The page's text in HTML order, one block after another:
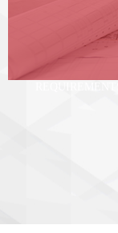
COMPLETE
MEET THE